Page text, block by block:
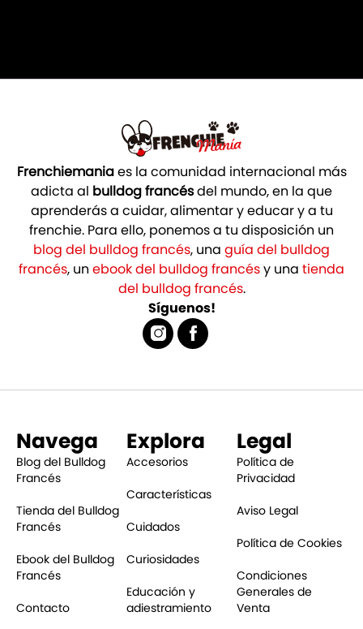
Frenchiemaniaes la comunidad internacional más
adicta al bulldog francésdel mundo, en la que
aprenderás a cuidar, alimentar y educar y a tu
frenchie. Para ello, ponemos a tu disposición un
blog del bulldog francés, una guía del bulldog
francés, unebook del bulldog francésy una tienda
del bulldog francés.
Síguenos!
Navega
Blog del Bulldog
Francés
Tienda del Bulldog
Francés
Ebook del Bulldog
Francés
Contacto
Explora
Accesorios
Características
Cuidados
Curiosidades
Educación y
adiestramiento
Legal
Política de
Privacidad
Aviso Legal
Política de Cookies
Condiciones
Generales de
Venta